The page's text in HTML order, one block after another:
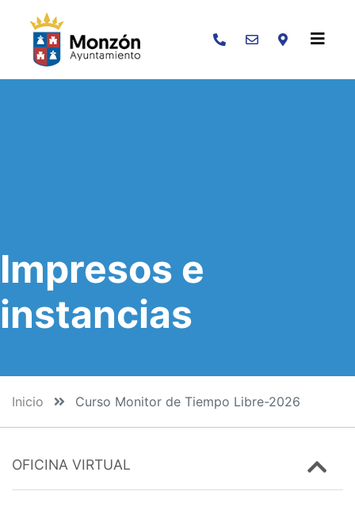
Buscar
Impresos e
instancias
Inicio Curso Monitor de Tiempo Libre-2026
OFICINA VIRTUAL